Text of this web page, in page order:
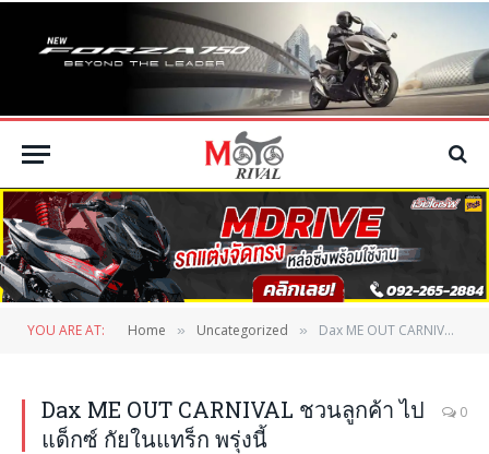
YOU ARE AT: Home » Uncategorized » Dax ME OUT CARNIVAL ชวนลูกค้า ไป แด็กซ์ กัยในแทร็ก พรุ่งนี้
Dax ME OUT CARNIVAL ชวนลูกค้า ไป
แด็กซ์ กัยในแทร็ก พรุ่งนี้
0